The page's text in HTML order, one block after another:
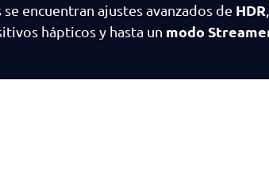
encuentran ajustes avanzados de HDR
hápticos y hasta un modo